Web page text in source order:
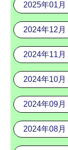
2025年01月
2024年12月
2024年11月
2024年10月
2024年09月
2024年08月